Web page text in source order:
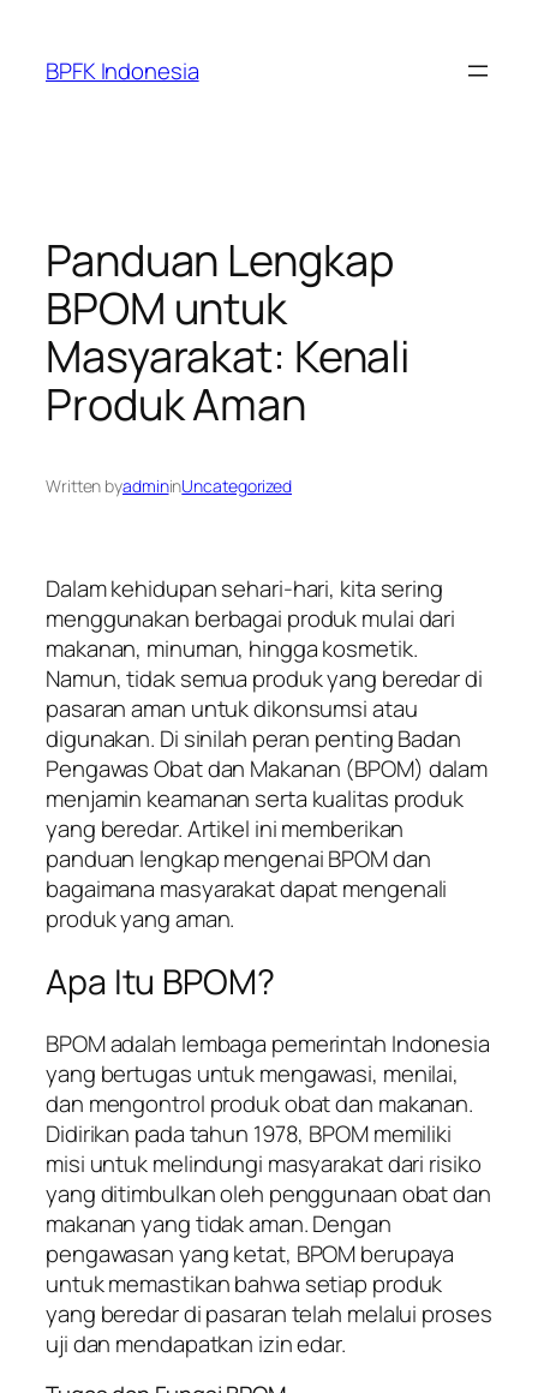
content
BPFK Indonesia
Panduan Lengkap
BPOM untuk
Masyarakat: Kenali
Produk Aman
Written byadmininUncategorized
Dalam kehidupan sehari-hari, kita sering
menggunakan berbagai produk mulai dari
makanan, minuman, hingga kosmetik.
Namun, tidak semua produk yang beredar di
pasaran aman untuk dikonsumsi atau
digunakan. Di sinilah peran penting Badan
Pengawas Obat dan Makanan (BPOM) dalam
menjamin keamanan serta kualitas produk
yang beredar. Artikel ini memberikan
panduan lengkap mengenai BPOM dan
bagaimana masyarakat dapat mengenali
produk yang aman.
Apa Itu BPOM?
BPOM adalah lembaga pemerintah Indonesia
yang bertugas untuk mengawasi, menilai,
dan mengontrol produk obat dan makanan.
Didirikan pada tahun 1978, BPOM memiliki
misi untuk melindungi masyarakat dari risiko
yang ditimbulkan oleh penggunaan obat dan
makanan yang tidak aman. Dengan
pengawasan yang ketat, BPOM berupaya
untuk memastikan bahwa setiap produk
yang beredar di pasaran telah melalui proses
uji dan mendapatkan izin edar.